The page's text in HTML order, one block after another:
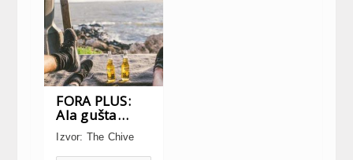
FORA PLUS:
Ala gušta…
Izvor: The Chive